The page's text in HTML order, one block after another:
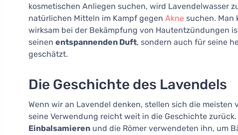
kosmetischen Anliegen suchen, wird Lavendelwasser
natürlichen Mitteln im Kampf gegen Akne suchen. Man
wirksam bei der Bekämpfung von Hautentzündungen
seinen entspannenden Duft, sondern auch für seine
geschätzt.
Die Geschichte des Lavendels
Wenn wir an Lavendel denken, stellen sich die
seine Verwendung reicht weit in die Geschichte
Einbalsamieren und die Römer verwendeten ihn, um